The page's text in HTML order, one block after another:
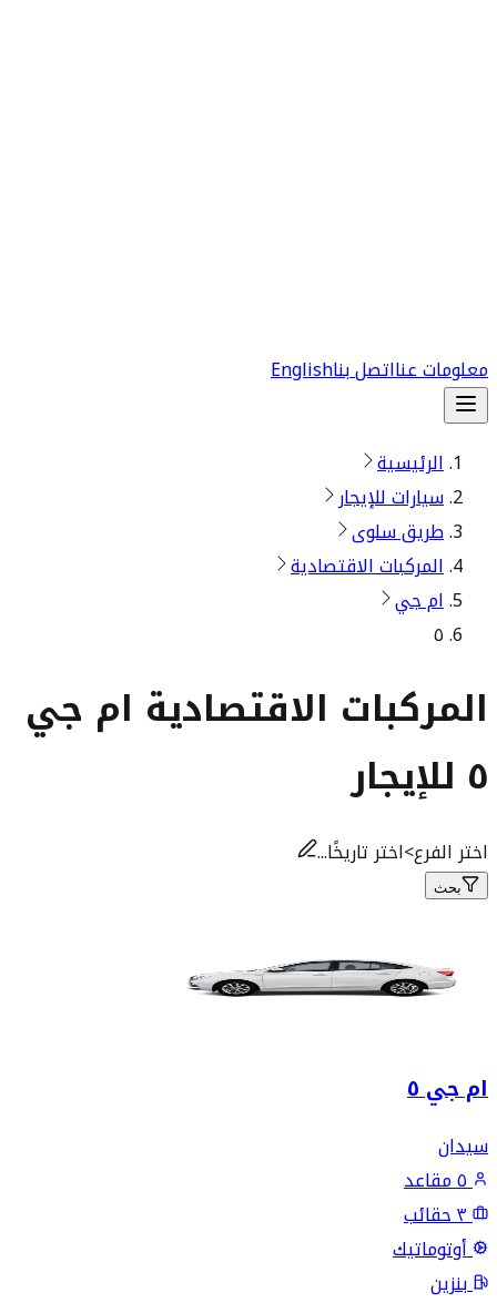
معلومات عنااتصل بناEnglish
الرئيسية
سيارات للإيجار
طريق سلوى
المركبات الاقتصادية
ام جي
٥
المركبات الاقتصادية ام جي
٥ للإيجار
اختر الفرع>اختر تاريخًا...
بحث
ام جي ٥
سيدان
٥ مقاعد
٣ حقائب
أوتوماتيك
بنزين